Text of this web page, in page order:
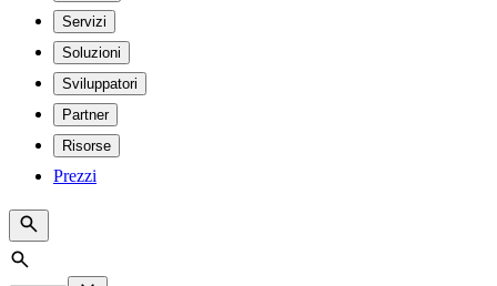
Servizi
Soluzioni
Sviluppatori
Partner
Risorse
Prezzi
Search